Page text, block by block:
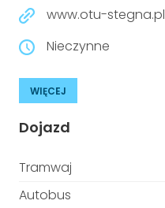
www.otu-stegna.pl
Nieczynne
WIĘCEJ
Dojazd
Tramwaj
Autobus